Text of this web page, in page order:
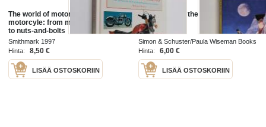
The world of motorcycling : the
motorcyle: from myth-and-legend
to nuts-and-bolts
Smithmark 1997
Hinta:
8,50 €
LISÄÄ OSTOSKORIIN
The Legend of the Lost Gold
Simon & Schuster/Paula Wiseman Books
2002
Hinta: 6,00 €
LISÄÄ OSTOSKORIIN